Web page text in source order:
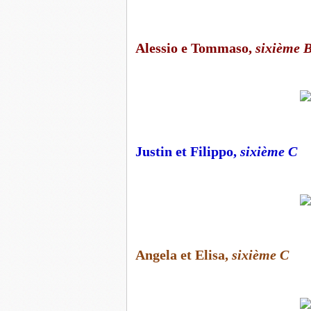
Alessio e Tommaso, sixième
Justin et Filippo, sixième C
Angela et Elisa, sixième C